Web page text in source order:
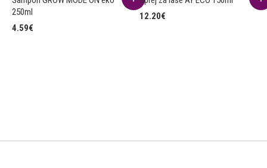
250ml
4.59€
12.20€